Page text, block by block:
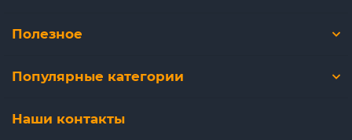
Полезное
Популярные категории
Наши контакты